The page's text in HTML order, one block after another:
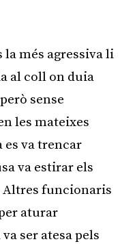
la més agressiva li
al coll on duia
sense
les mateixes
es va trencar
va estirar els
Altres funcionaris
aturar
ser atesa pels